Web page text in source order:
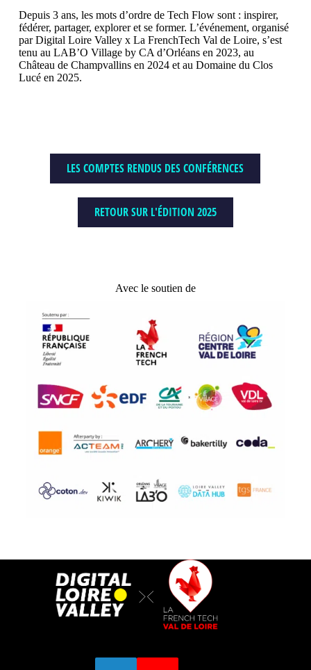
Depuis 3 ans, les mots d’ordre de Tech Flow sont : inspirer,
fédérer, partager, explorer et se former. L’événement, organisé
par Digital Loire Valley x La FrenchTech Val de Loire, s’est
tenu au LAB’O Village by CA d’Orléans en 2023, au
Château de Champvallins en 2024 et au Domaine du Clos
Lucé en 2025.
LES COMPTES RENDUS DES CONFÉRENCES
RETOUR SUR L'ÉDITION 2025
Avec le soutien de